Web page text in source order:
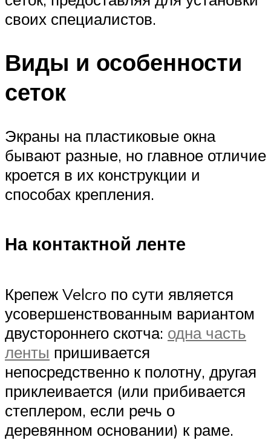
своих специалистов.
Виды и особенности
сеток
Экраны на пластиковые окна
бывают разные, но главное отличие
кроется в их конструкции и
способах крепления.
На контактной ленте
Крепеж Velcro по сути является
усовершенствованным вариантом
двустороннего скотча: одна часть
ленты пришивается
непосредственно к полотну, другая
приклеивается (или прибивается
степлером, если речь о
деревянном основании) к раме.